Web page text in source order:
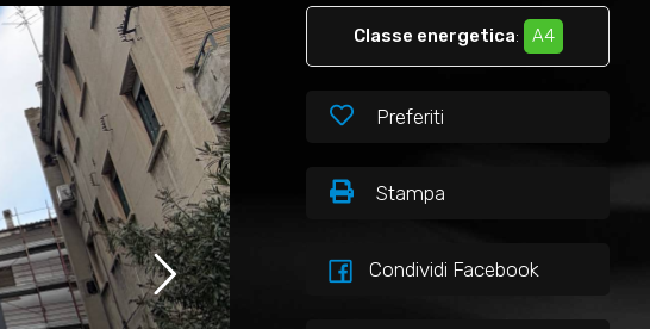
Classe energetica: A4
Preferiti
Stampa
Condividi Facebook